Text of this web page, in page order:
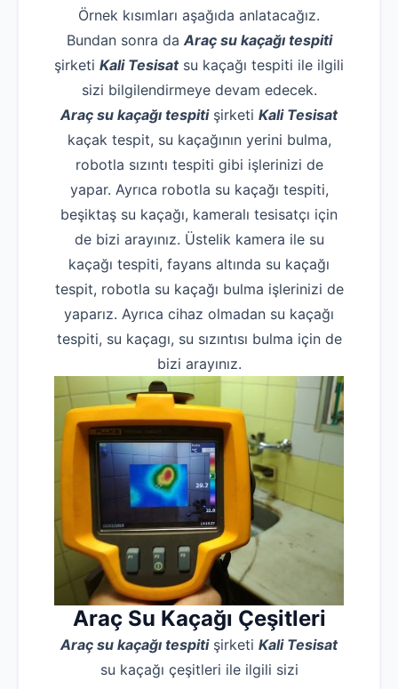
Örnek kısımları aşağıda anlatacağız.
Bundan sonra da Araç su kaçağı tespiti
şirketi Kali Tesisatsu kaçağı tespiti ile ilgili
sizi bilgilendirmeye devam edecek.
Araç su kaçağı tespitişirketi Kali Tesisat
kaçak tespit, su kaçağının yerini bulma,
robotla sızıntı tespiti gibi işlerinizi de
yapar. Ayrıca robotla su kaçağı tespiti,
beşiktaş su kaçağı, kameralı tesisatçı için
de bizi arayınız. Üstelik kamera ile su
kaçağı tespiti, fayans altında su kaçağı
tespit, robotla su kaçağı bulma işlerinizi de
yaparız. Ayrıca cihaz olmadan su kaçağı
tespiti, su kaçagı, su sızıntısı bulma için de
bizi arayınız.
Araç Su Kaçağı Çeşitleri
Araç su kaçağı tespitişirketi Kali Tesisat
su kaçağı çeşitleri ile ilgili sizi